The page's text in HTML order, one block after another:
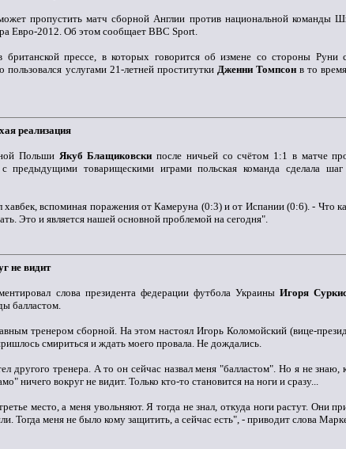
пропустить матч сборной Англии против национальной команды
Евро-2012. Об этом сообщает BBC Sport.
прессе, в которых говорится об измене со стороны
услугами 21-летней проститутки Дженни Томпсонв то
реализация
Польши Якуб Блащиковски после ничьей со счётом 1:1 в матче
товарищескими играми польская команда сделала шаг
хавбек, вспоминая поражения от Камеруна (0:3) и от Испании (0:6). - Что
Это и является нашей основной проблемой на сегодня".
не видит
слова президента федерации футбола Украины Игоря
балластом.
тренером сборной. На этом настоял Игорь Коломойский (вице-
смириться и ждать моего провала. Не дождались.
другого тренера. А то он сейчас назвал меня "балластом". Но я не знаю,
ничего вокруг не видит. Только кто-то становится на ноги и сразу...
место, а меня увольняют. Я тогда не знал, откуда ноги растут. Они
Тогда меня не было кому защитить, а сейчас есть", - приводит слова